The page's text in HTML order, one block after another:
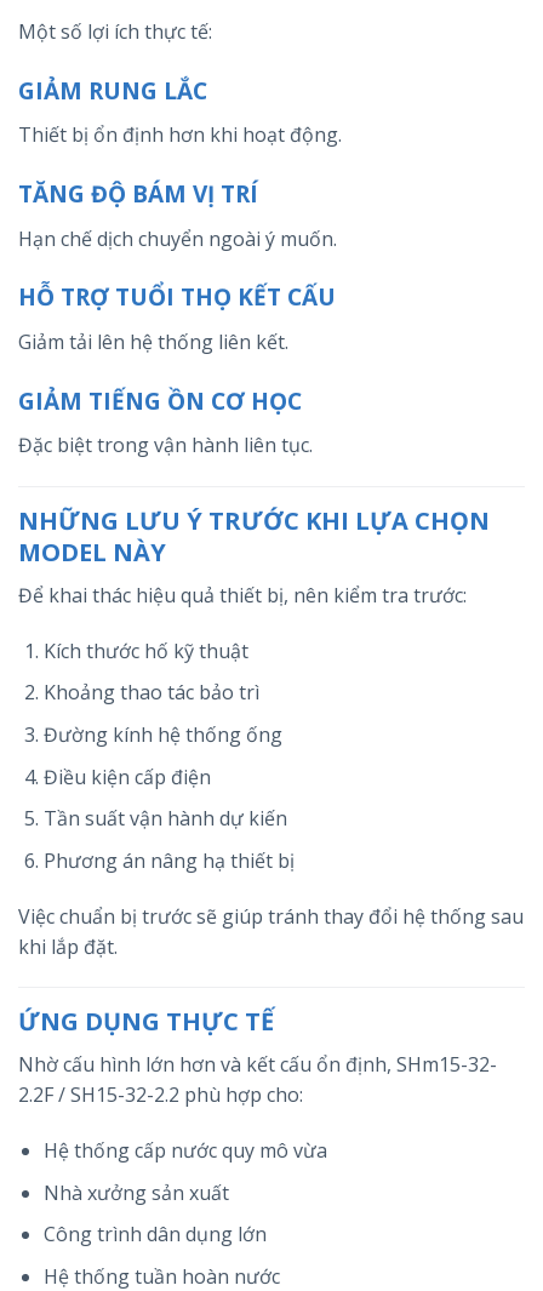
Một số lợi ích thực tế:
GIẢM RUNG LẮC
Thiết bị ổn định hơn khi hoạt động.
TĂNG ĐỘ BÁM VỊ TRÍ
Hạn chế dịch chuyển ngoài ý muốn.
HỖ TRỢ TUỔI THỌ KẾT CẤU
Giảm tải lên hệ thống liên kết.
GIẢM TIẾNG ỒN CƠ HỌC
Đặc biệt trong vận hành liên tục.
NHỮNG LƯU Ý TRƯỚC KHI LỰA CHỌN
MODEL NÀY
Để khai thác hiệu quả thiết bị, nên kiểm tra trước:
Kích thước hố kỹ thuật
Khoảng thao tác bảo trì
Đường kính hệ thống ống
Điều kiện cấp điện
Tần suất vận hành dự kiến
Phương án nâng hạ thiết bị
Việc chuẩn bị trước sẽ giúp tránh thay đổi hệ thống sau
khi lắp đặt.
ỨNG DỤNG THỰC TẾ
Nhờ cấu hình lớn hơn và kết cấu ổn định, SHm15-32-
2.2F / SH15-32-2.2 phù hợp cho:
Hệ thống cấp nước quy mô vừa
Nhà xưởng sản xuất
Công trình dân dụng lớn
Hệ thống tuần hoàn nước